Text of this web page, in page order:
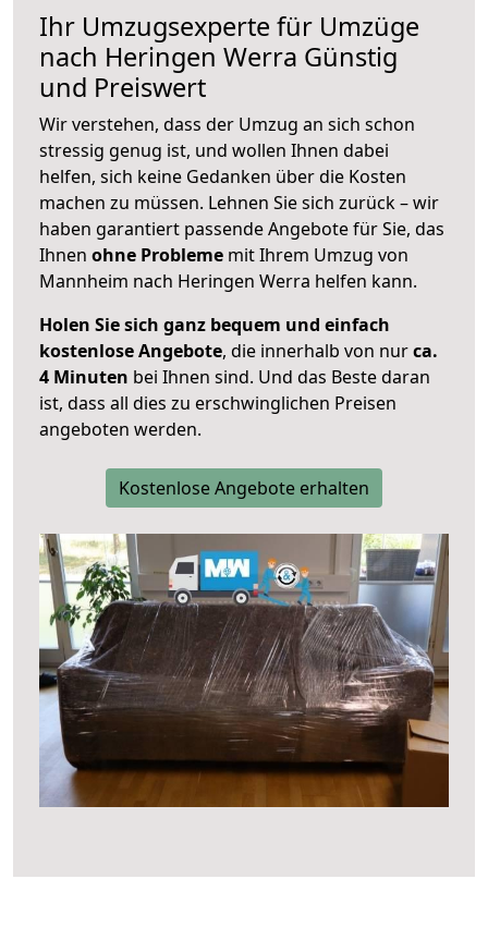
Ihr Umzugsexperte für Umzüge
nach Heringen Werra Günstig
und Preiswert
Wir verstehen, dass der Umzug an sich schon
stressig genug ist, und wollen Ihnen dabei
helfen, sich keine Gedanken über die Kosten
machen zu müssen. Lehnen Sie sich zurück – wir
haben garantiert passende Angebote für Sie, das
Ihnen ohne Probleme mit Ihrem Umzug von
Mannheim nach Heringen Werra helfen kann.
Holen Sie sich ganz bequem und einfach
kostenlose Angebote, die innerhalb von nurca.
4 Minuten bei Ihnen sind. Und das Beste daran
ist, dass all dies zu erschwinglichen Preisen
angeboten werden.
Kostenlose Angebote erhalten